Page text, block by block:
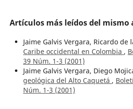
Artículos más leídos del
Jaime Galvis Vergara, Ricardo de
Caribe occidental en Colombia ,
39 Núm. 1-3 (2001)
Jaime Galvis Vergara, Diego
geológica del Alto Caquetá ,
Núm. 1-3 (2001)